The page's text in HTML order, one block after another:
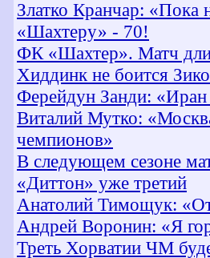
Златко Кранчар:
«Шахтеру» - 70!
ФК «Шахтер». Матч
Хиддинк не боится Зико
Ферейдун Занди:
Виталий Мутко:
чемпионов»
В следующем сезоне
«Диттон» уже третий
Анатолий Тимощук:
Андрей Воронин: «Я
Треть Хорватии ЧМ